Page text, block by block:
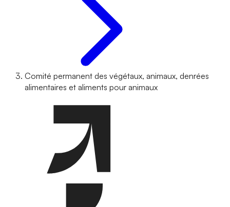
Comité permanent des végétaux, animaux, denrées
alimentaires et aliments pour animaux